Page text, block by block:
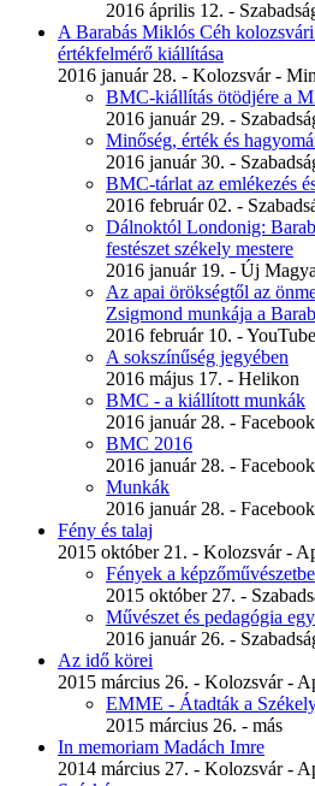
2016 április 12. -
A Barabás Miklós Céh
értékfelmérő kiállítása
2016 január 28. - Kolozsvár -
BMC-kiállítás ötödjére a
2016 január 29. -
Minőség, érték és
2016 január 30. -
BMC-tárlat az emlékezés
2016 február 02. -
Dálnoktól Londonig:
festészet székely mestere
2016 január 19. - Új
Az apai örökségtől az
Zsigmond munkája a
2016 február 10. - YouTube
A sokszínűség jegyében
2016 május 17. - Helikon
BMC - a kiállított munkák
2016 január 28. -
BMC 2016
2016 január 28. -
Munkák
2016 január 28. -
Fény és talaj
2015 október 21. - Kolozsvár -
Fények a
2015 október 27. -
Művészet és pedagógia
2016 január 26. -
Az idő körei
2015 március 26. - Kolozsvár -
EMME - Átadták a
2015 március 26. - más
In memoriam Madách Imre
2014 március 27. - Kolozsvár -